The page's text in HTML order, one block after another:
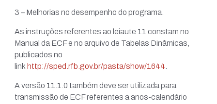
3 – Melhorias no desempenho do programa.
As instruções referentes ao leiaute 11 constam no
Manual da ECF e no arquivo de Tabelas Dinâmicas,
publicados no
link http://sped.rfb.gov.br/pasta/show/1644
A versão 11.1.0 também deve ser utilizada para
transmissão de ECF referentes a anos-calendário